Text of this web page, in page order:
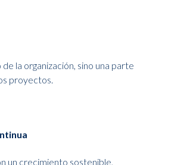
la organización, sino una parte
proyectos.
un crecimiento sostenible,